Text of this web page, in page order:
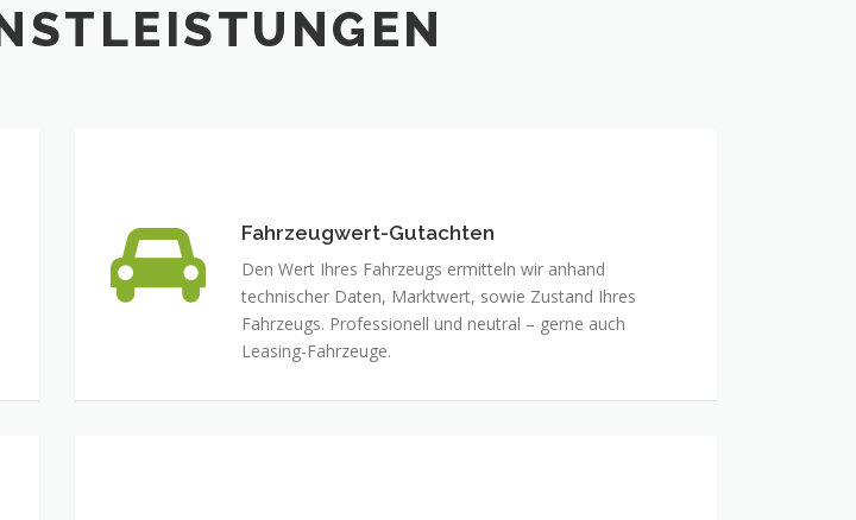
Fahrzeugwert-Gutachten
Den Wert Ihres Fahrzeugs ermitteln wir anhand
technischer Daten, Marktwert, sowie Zustand Ihres
Fahrzeugs. Professionell und neutral – gerne auch
Leasing-Fahrzeuge.